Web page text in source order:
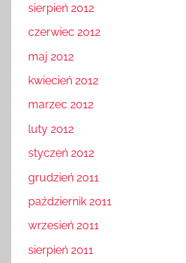
sierpień 2012
czerwiec 2012
maj 2012
kwiecień 2012
marzec 2012
luty 2012
styczeń 2012
grudzień 2011
październik 2011
wrzesień 2011
sierpień 2011